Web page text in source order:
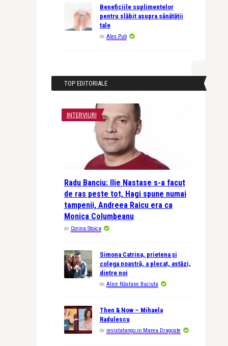
Beneficiile suplimentelor
pentru slăbit asupra sănătății
tale
de Alex Pub
TOP EDITORIALE
INTERVIURI
Radu Banciu: Ilie Nastase s-a facut
de ras peste tot, Hagi spune numai
tampenii, Andreea Raicu era ca
Monica Columbeanu
de Corina Stoica
Simona Catrina, prietena și
colega noastră, a plecat, astăzi,
dintre noi
de Alice Năstase Buciuta
Then & Now – Mihaela
Radulescu
de revistatango.ro Marea Dragoste